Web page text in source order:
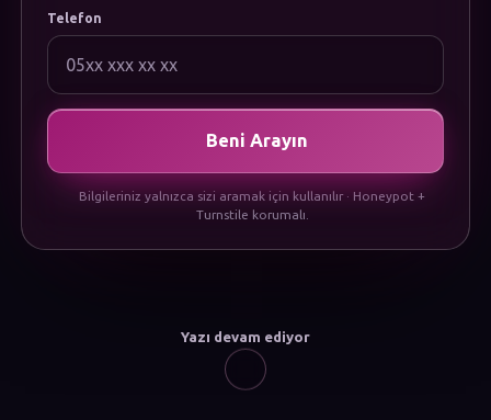
Telefon
Beni Arayın
Bilgileriniz yalnızca sizi aramak için kullanılır · Honeypot +
Turnstile korumalı.
Yazı devam ediyor